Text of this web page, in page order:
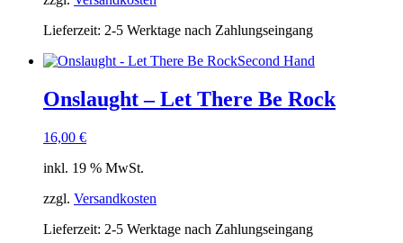
Lieferzeit: 2-5 Werktage nach Zahlungseingang
Second Hand
Onslaught – Let There Be Rock
16,00 €
inkl. 19 % MwSt.
zzgl. Versandkosten
Lieferzeit: 2-5 Werktage nach Zahlungseingang